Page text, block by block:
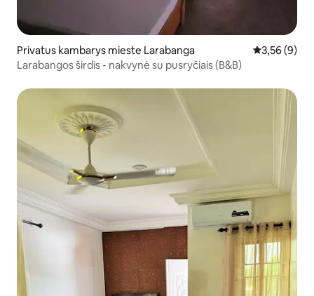
Privatus kambarys mieste Larabanga Vidutinis
3,56 (9)
Larabangos širdis - nakvynė su pusryčiais (B&B)